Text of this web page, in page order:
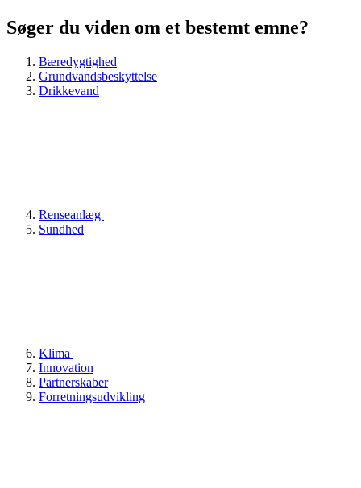
Søger du viden om et bestemt emne?
Bæredygtighed
Grundvandsbeskyttelse
Drikkevand
Renseanlæg
Sundhed
Klima
Innovation
Partnerskaber
Forretningsudvikling